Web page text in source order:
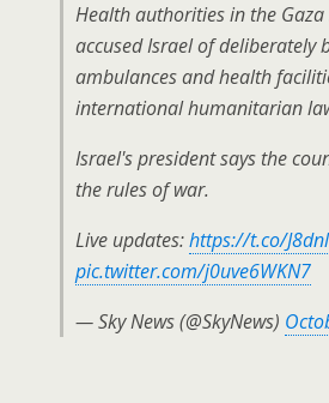
Health authorities in the Gaza
accused Israel of deliberately
ambulances and health
international humanitarian
Israel's president says the
the rules of war.
Live updates:https://t.co/
pic.twitter.com/j0uve6WKN7
— Sky News (@SkyNews)